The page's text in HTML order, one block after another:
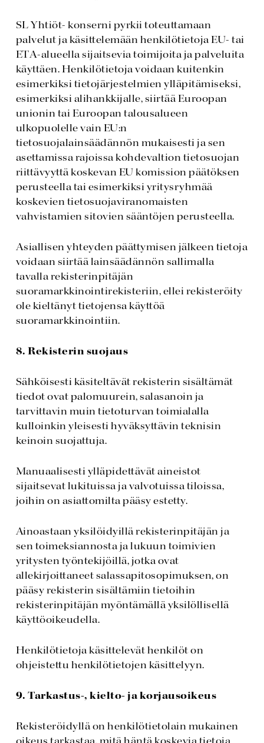
SL Yhtiöt- konserni pyrkii toteuttamaan
palvelut ja käsittelemään henkilötietoja EU- tai
ETA-alueella sijaitsevia toimijoita ja palveluita
käyttäen. Henkilötietoja voidaan kuitenkin
esimerkiksi tietojärjestelmien ylläpitämiseksi,
esimerkiksi alihankkijalle, siirtää Euroopan
unionin tai Euroopan talousalueen
ulkopuolelle vain EU:n
tietosuojalainsäädännön mukaisesti ja sen
asettamissa rajoissa kohdevaltion tietosuojan
riittävyyttä koskevan EU komission päätöksen
perusteella tai esimerkiksi yritysryhmää
koskevien tietosuojaviranomaisten
vahvistamien sitovien sääntöjen perusteella.
Asiallisen yhteyden päättymisen jälkeen tietoja
voidaan siirtää lainsäädännön sallimalla
tavalla rekisterinpitäjän
suoramarkkinointirekisteriin, ellei rekisteröity
ole kieltänyt tietojensa käyttöä
suoramarkkinointiin.
8. Rekisterin suojaus
Sähköisesti käsiteltävät rekisterin sisältämät
tiedot ovat palomuurein, salasanoin ja
tarvittavin muin tietoturvan toimialalla
kulloinkin yleisesti hyväksyttävin teknisin
keinoin suojattuja.
Manuaalisesti ylläpidettävät aineistot
sijaitsevat lukituissa ja valvotuissa tiloissa,
joihin on asiattomilta pääsy estetty.
Ainoastaan yksilöidyillä rekisterinpitäjän ja
sen toimeksiannosta ja lukuun toimivien
yritysten työntekijöillä, jotka ovat
allekirjoittaneet salassapitosopimuksen, on
pääsy rekisterin sisältämiin tietoihin
rekisterinpitäjän myöntämällä yksilöllisellä
käyttöoikeudella.
Henkilötietoja käsittelevät henkilöt on
ohjeistettu henkilötietojen käsittelyyn.
9. Tarkastus-, kielto- ja korjausoikeus
Rekisteröidyllä on henkilötietolain mukainen